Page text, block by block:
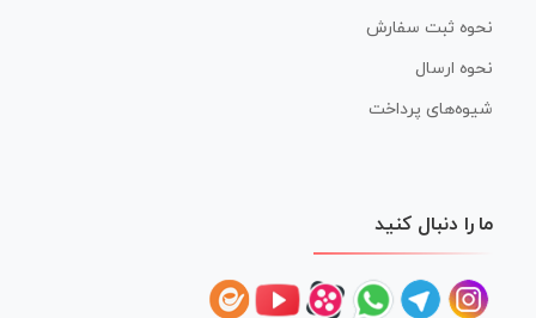
نحوه ثبت سفارش
نحوه ارسال
شیوه‌های پرداخت
ما را دنبال کنید